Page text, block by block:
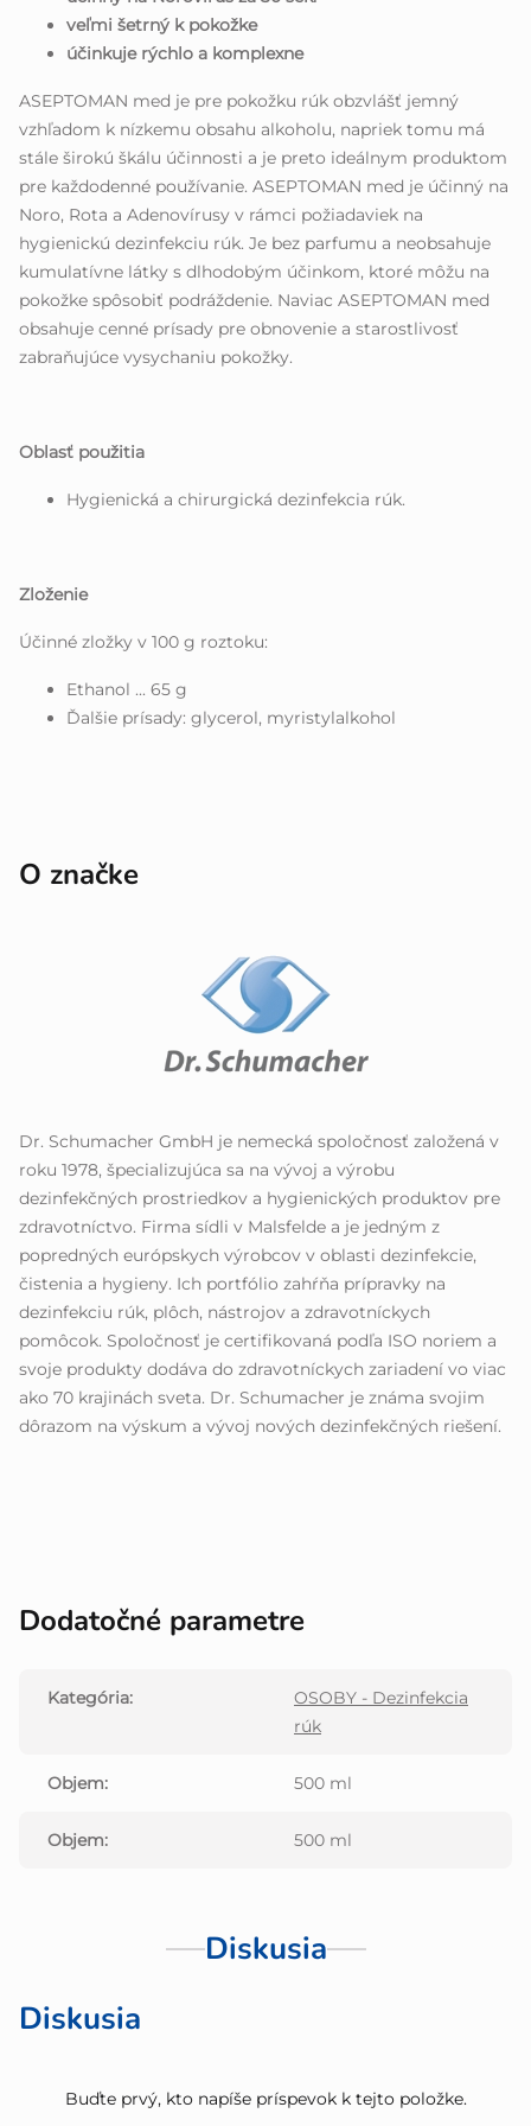
veľmi šetrný k pokožke
účinkuje rýchlo a komplexne
ASEPTOMAN med je pre pokožku rúk obzvlášť jemný
vzhľadom k nízkemu obsahu alkoholu, napriek tomu má
stále širokú škálu účinnosti a je preto ideálnym produktom
pre každodenné používanie. ASEPTOMAN med je účinný na
Noro, Rota a Adenovírusy v rámci požiadaviek na
hygienickú dezinfekciu rúk. Je bez parfumu a neobsahuje
kumulatívne látky s dlhodobým účinkom, ktoré môžu na
pokožke spôsobiť podráždenie. Naviac ASEPTOMAN med
obsahuje cenné prísady pre obnovenie a starostlivosť
zabraňujúce vysychaniu pokožky.
Oblasť použitia
Hygienická a chirurgická dezinfekcia rúk.
Zloženie
Účinné zložky v 100 g roztoku:
Ethanol ... 65 g
Ďalšie prísady: glycerol, myristylalkohol
O značke
Dr. Schumacher GmbH je nemecká spoločnosť založená v
roku 1978, špecializujúca sa na vývoj a výrobu
dezinfekčných prostriedkov a hygienických produktov pre
zdravotníctvo. Firma sídli v Malsfelde a je jedným z
popredných európskych výrobcov v oblasti dezinfekcie,
čistenia a hygieny. Ich portfólio zahŕňa prípravky na
dezinfekciu rúk, plôch, nástrojov a zdravotníckych
pomôcok. Spoločnosť je certifikovaná podľa ISO noriem a
svoje produkty dodáva do zdravotníckych zariadení vo viac
ako 70 krajinách sveta. Dr. Schumacher je známa svojim
dôrazom na výskum a vývoj nových dezinfekčných riešení.
Dodatočné parametre
Kategória:
OSOBY - Dezinfekcia
rúk
Objem: 500 ml
Objem: 500 ml
Diskusia
Diskusia
Buďte prvý, kto napíše príspevok k tejto položke.